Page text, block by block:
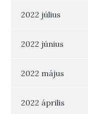
2022 július
2022 június
2022 május
2022 április